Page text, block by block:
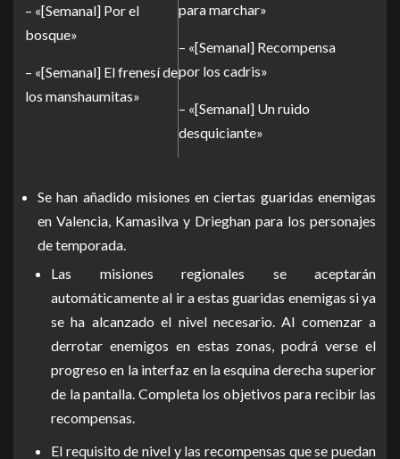
– «[Semanal] Por el
bosque»
– «[Semanal] El frenesí de
los manshaumitas»
para marchar»
– «[Semanal] Recompensa
por los cadris»
– «[Semanal] Un ruido
desquiciante»
Se han añadido misiones en ciertas guaridas enemigas
en Valencia, Kamasilva y Drieghan para los personajes
de temporada.
Las misiones regionales se aceptarán
automáticamente al ir a estas guaridas enemigas si ya
se ha alcanzado el nivel necesario. Al comenzar a
derrotar enemigos en estas zonas, podrá verse el
progreso en la interfaz en la esquina derecha superior
de la pantalla. Completa los objetivos para recibir las
recompensas.
El requisito de nivel y las recompensas que se puedan